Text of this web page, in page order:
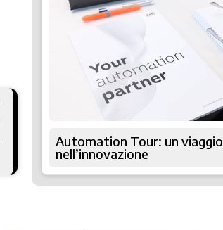
Automation Tour: un viaggio
nell’innovazione